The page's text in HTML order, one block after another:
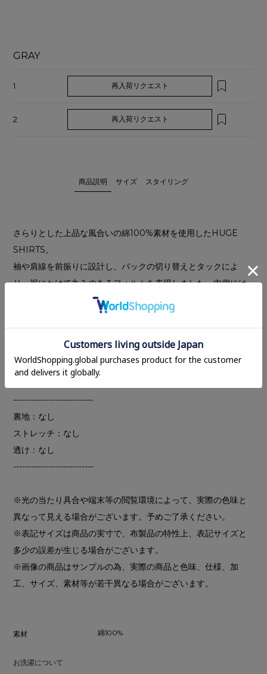
GRAY
1 再入荷リクエスト
2 再入荷リクエスト
商品説明 サイズ スタイリング
さらりとした上品な風合いの綿100%素材を使用したHUGE
SHIRTS。
袖や肩線を前振りに設計し、バックの切り替えとタックによ
り、裾にかけて丸みのあるフォルムを表現しました。内側には
ショルダー紐を付けているため、手に持たず肩掛けでの着用が
ンストライプを含む3色展開。胸ポケットには、さりげなくCL
ロゴ刺繍を施しています。
---------------------------
裏地：なし
ストレッチ：なし
透け：なし
---------------------------
※光の当たり具合や端末等の閲覧環境によって、実際の色味と
異なって見える場合がございます。予めご了承ください。
※表記サイズは商品の実寸で、布製品の特性上、表記サイズと
多少の誤差が生じる場合がございます。
※画像の商品はサンプルの為、実際の商品と色味、仕様、加
工、サイズ、素材等が若干異なる場合がございます。
素材 綿100%
お洗濯について